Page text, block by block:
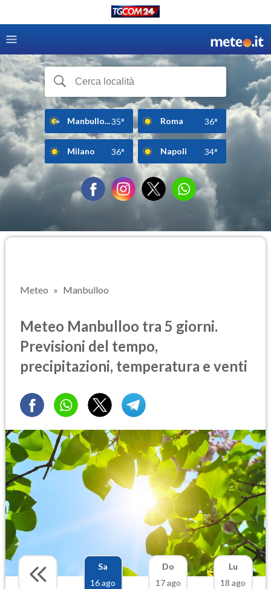
Manbullo...35° Roma 36°
Milano 36° Napoli 34°
Meteo Manbulloo
Meteo Manbulloo tra 5 giorni.
Previsioni del tempo,
precipitazioni, temperatura e venti
Sa
16 ago
Do
17 ago
Lu
18 ago